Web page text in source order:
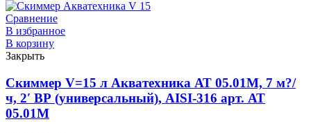
Сравнение
В избранное
В корзину
Закрыть
Скиммер V=15 л Акватехника АТ 05.01M, 7 м?/
ч, 2′ ВР (универсальный), AISI-316 арт. АТ
05.01M